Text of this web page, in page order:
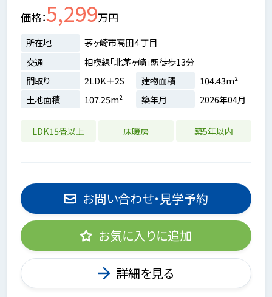
価格 5,299万円
所在地
茅ヶ崎市高田４丁目
交通
相模線「北茅ヶ崎」駅徒歩13分
間取り
2LDK＋2S 建物面積
104.43m²
土地面積
107.25m² 築年月 2026年04月
LDK15畳以上 床暖房 築5年以内
お問い合わせ・見学予約
お気に入りに追加
詳細を見る